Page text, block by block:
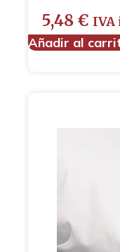
5,48 € IVA
Añadir al